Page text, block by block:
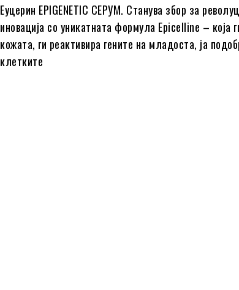
Еуцерин EPIGENETIC СЕРУМ. Станува збор за
иновација со уникатната формула Epicelline – која
кожата, ги реактивира гените на младоста, ја
клетките